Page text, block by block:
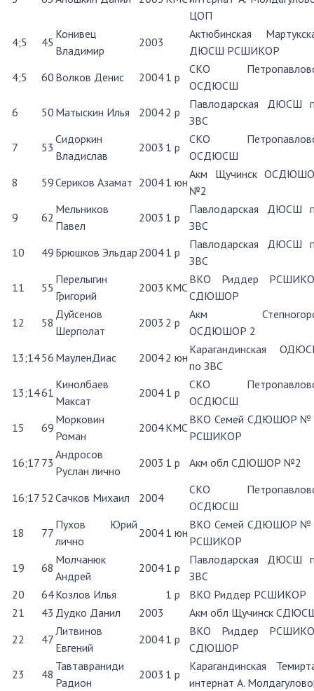
ЦОП
4;5
45
Конивец
Владимир
2003
Актюбинская
ДЮСШ РСШИКОР
4;5
60 Волков Денис 20041 р
СКО
ОСДЮСШ
6
50 Матыскин Илья 20042 р
Павлодарская ДЮСШ
ЗВС
7
53
Сидоркин
Владислав
2003 1 р
СКО
ОСДЮСШ
8
59Сериков Азамат 20041 юн
Акм Щучинск
№2
9
62
Мельников
Павел
2003 1 р
Павлодарская ДЮСШ
ЗВС
10
49 Брюшков Эльдар 20041 р
Павлодарская ДЮСШ
ЗВС
11
55
Перелыгин
Григорий
2003 КМС
ВКО Риддер
СДЮШОР
12
58
Дуйсенов
Шерполат
2003 2 р
Акм
ОСДЮШОР 2
13;1456 МауленДиас 20042 юн
Карагандинская
по ЗВС
13;1461
Кинолбаев
Максат
20041 р
СКО
ОСДЮСШ
15
69
Морковин
Роман
2004КМС
ВКО Семей СДЮШОР №
РСШИКОР
16;17 73
Андросов
Руслан лично
2003 1 р Акм обл СДЮШОР №2
16;17 52 Сачков Михаил 2004
СКО
ОСДЮСШ
18
77
Пухов Юрий
лично
20041 юн
ВКО Семей СДЮШОР №
РСШИКОР
19
68
Молчанюк
Андрей
20041 р
Павлодарская ДЮСШ
ЗВС
20
64Козлов Илья 1 р
ВКО Риддер РСШИКОР
21
43 Дудко Данил 2003
Акм обл Щучинск
22
47
Литвинов
Евгений
20041 р
ВКО Риддер
СДЮШОР
23
48
Тавтавраниди
Радион
2003 1 р
Карагандинская
интернат А.